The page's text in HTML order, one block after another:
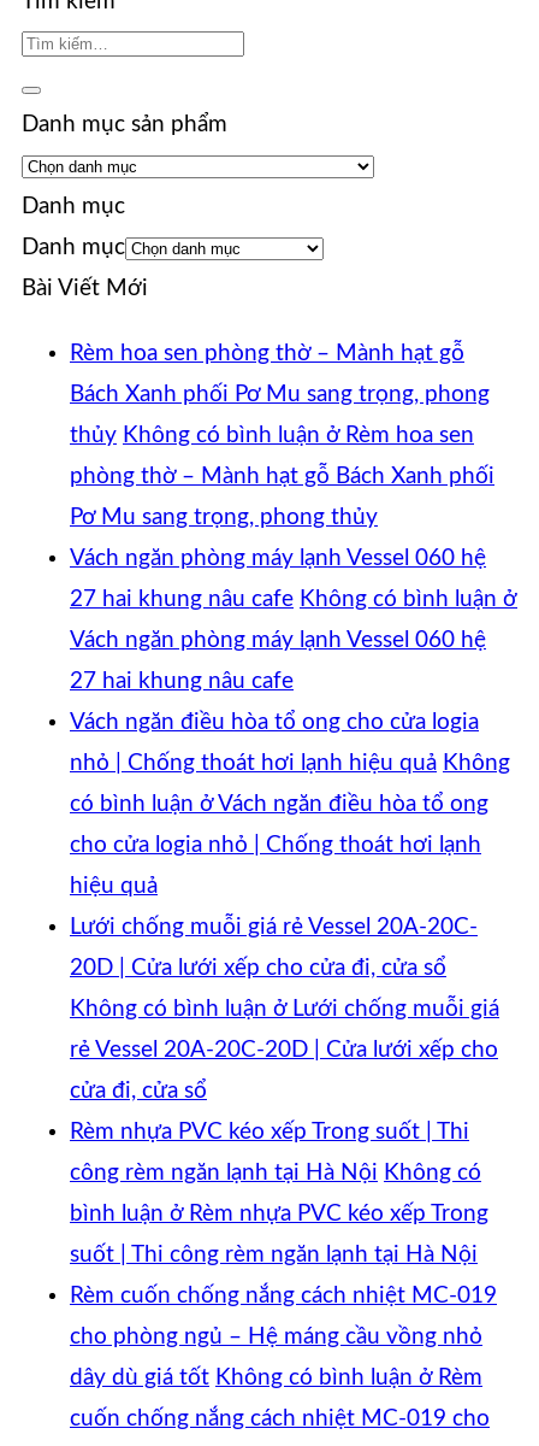
Danh mục sản phẩm
Danh mục
Danh mục
Bài Viết Mới
Rèm hoa sen phòng thờ – Mành hạt gỗ
Bách Xanh phối Pơ Mu sang trọng, phong
thủy Không có bình luận ở Rèm hoa sen
phòng thờ – Mành hạt gỗ Bách Xanh phối
Pơ Mu sang trọng, phong thủy
Vách ngăn phòng máy lạnh Vessel 060 hệ
27 hai khung nâu cafe Không có bình luận ở
Vách ngăn phòng máy lạnh Vessel 060 hệ
27 hai khung nâu cafe
Vách ngăn điều hòa tổ ong cho cửa logia
nhỏ | Chống thoát hơi lạnh hiệu quả Không
có bình luận ở Vách ngăn điều hòa tổ ong
cho cửa logia nhỏ | Chống thoát hơi lạnh
hiệu quả
Lưới chống muỗi giá rẻ Vessel 20A-20C-
20D | Cửa lưới xếp cho cửa đi, cửa sổ
Không có bình luận ở Lưới chống muỗi giá
rẻ Vessel 20A-20C-20D | Cửa lưới xếp cho
cửa đi, cửa sổ
Rèm nhựa PVC kéo xếp Trong suốt | Thi
công rèm ngăn lạnh tại Hà Nội Không có
bình luận ở Rèm nhựa PVC kéo xếp Trong
suốt | Thi công rèm ngăn lạnh tại Hà Nội
Rèm cuốn chống nắng cách nhiệt MC-019
cho phòng ngủ – Hệ máng cầu vồng nhỏ
dây dù giá tốt Không có bình luận ở Rèm
cuốn chống nắng cách nhiệt MC-019 cho